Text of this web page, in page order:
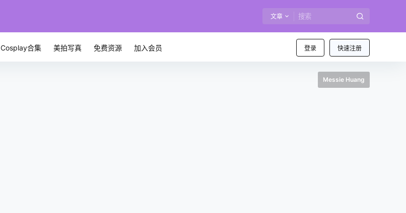
文章
登录 快速注册
Cosplay合集 美拍写真 免费资源 加入会员
Messie Huang